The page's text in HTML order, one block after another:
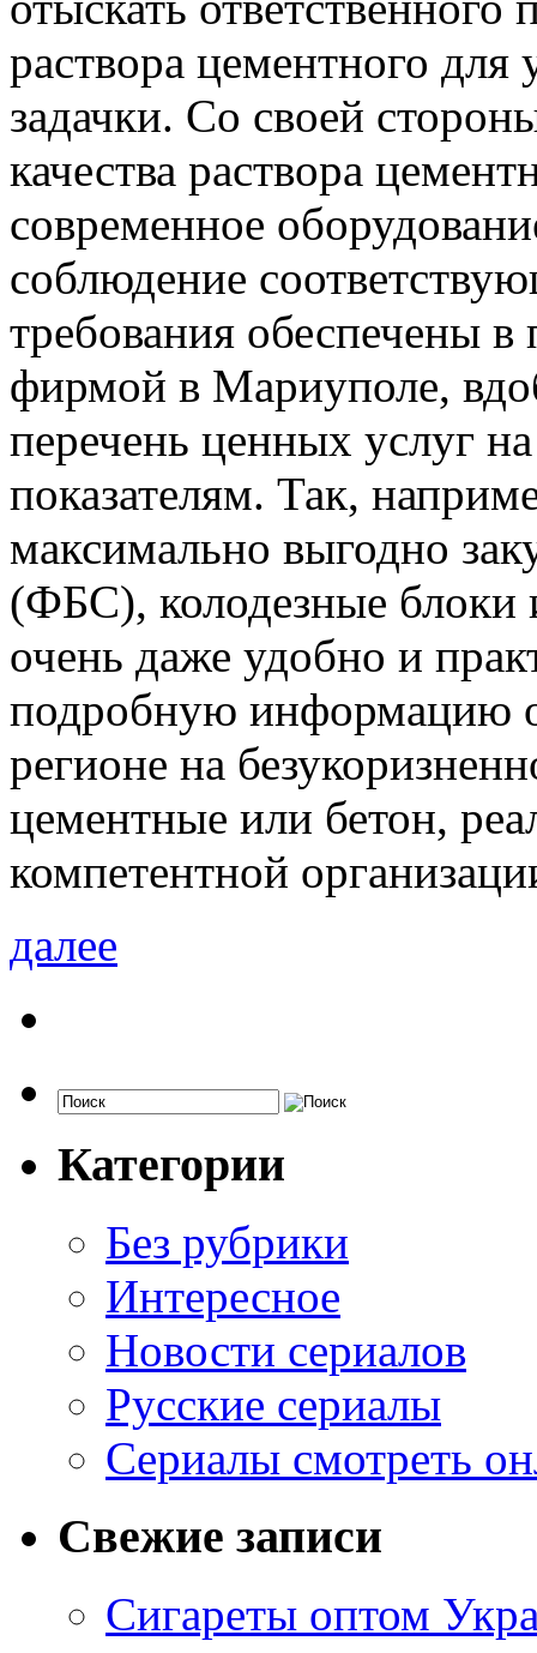
раствора цементного для
задачки. Со своей
качества раствора
современное
соблюдение
требования обеспечены
фирмой в Мариуполе,
перечень ценных услуг
показателям. Так,
максимально выгодно
(ФБС), колодезные блоки
очень даже удобно и
подробную информацию
регионе на
цементные или бетон,
компетентной
далее
Категории
Без рубрики
Интересное
Новости сериалов
Русские сериалы
Сериалы смотреть
Свежие записи
Сигареты оптом